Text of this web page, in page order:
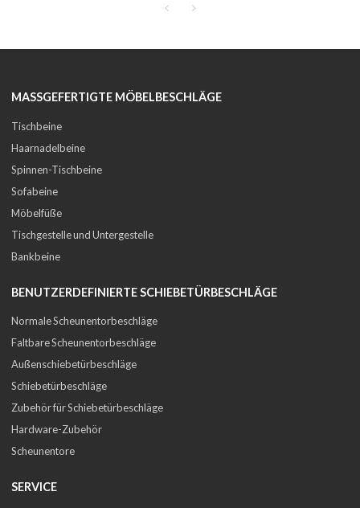
MASSGEFERTIGTE MÖBELBESCHLÄGE
Tischbeine
Haarnadelbeine
Spinnen-Tischbeine
Sofabeine
Möbelfüße
Tischgestelle und Untergestelle
Bankbeine
BENUTZERDEFINIERTE SCHIEBETÜRBESCHLÄGE
Normale Scheunentorbeschläge
Faltbare Scheunentorbeschläge
Außenschiebetürbeschläge
Schiebetürbeschläge
Zubehör für Schiebetürbeschläge
Hardware-Zubehör
Scheunentore
SERVICE